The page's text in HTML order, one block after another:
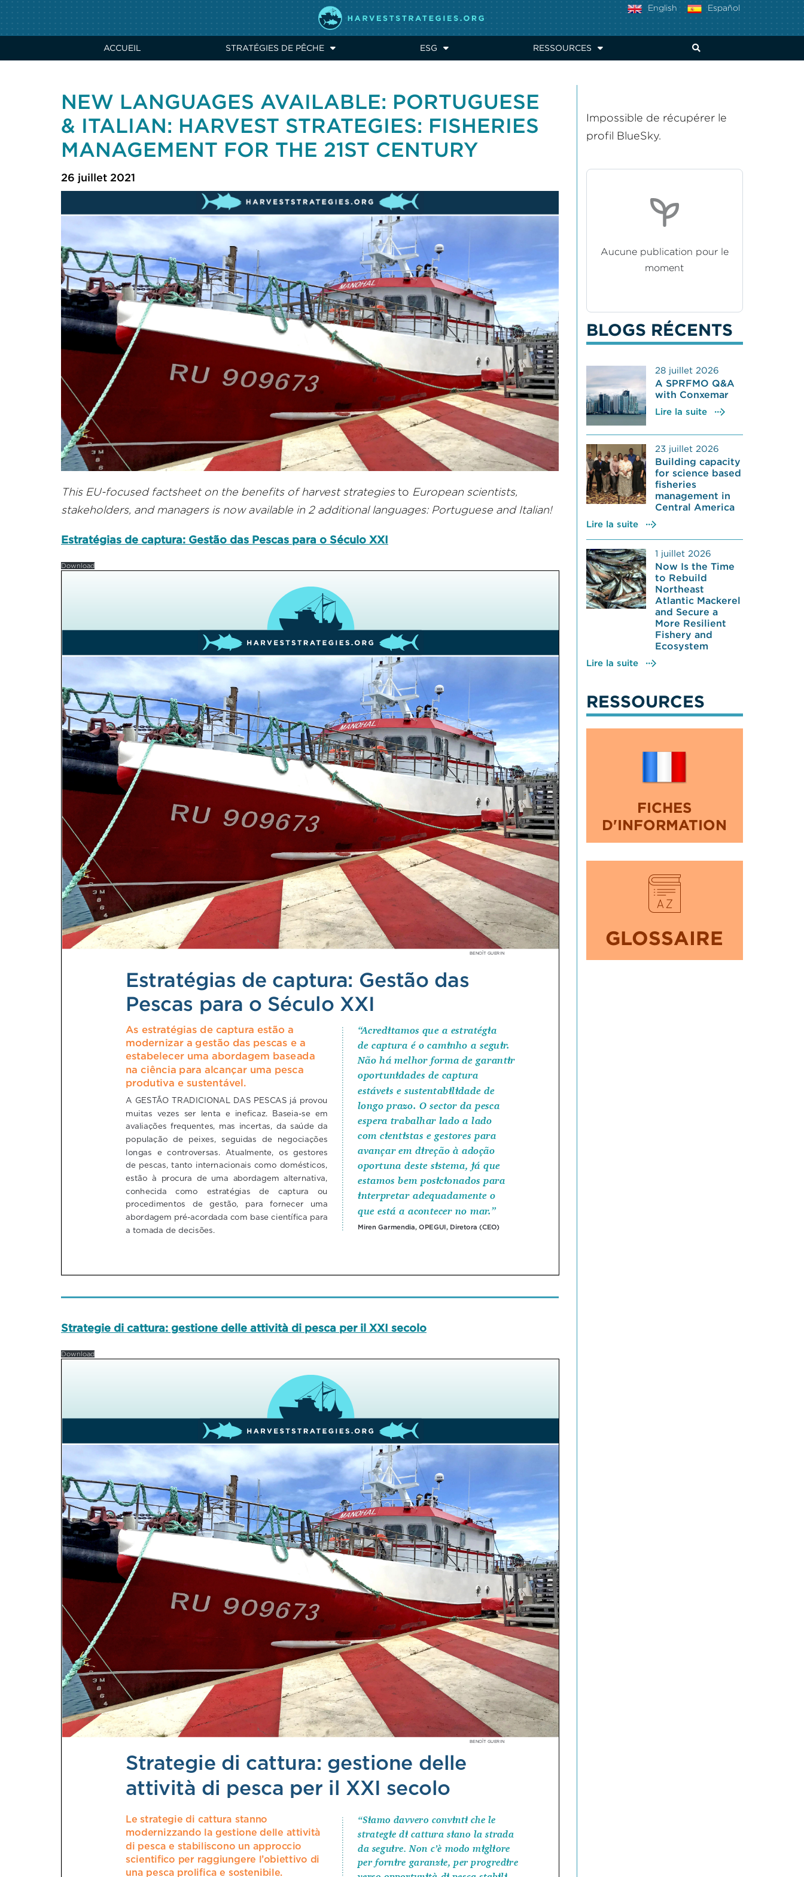
Español
English
ACCUEIL STRATÉGIES DE PÊCHE ESG RESSOURCES
NEW LANGUAGES AVAILABLE: PORTUGUESE
& ITALIAN: HARVEST STRATEGIES: FISHERIES
MANAGEMENT FOR THE 21ST CENTURY
26 juillet 2021
This EU-focused factsheet on the benefits of harvest strategies to European scientists,
stakeholders, and managers is now available in 2 additional languages: Portuguese and Italian!
Estratégias de captura: Gestão das Pescas para o Século XXI
Download
Strategie di cattura: gestione delle attività di pesca per il XXI secolo
Download
Impossible de récupérer le
profil BlueSky.
Aucune publication pour le
moment
BLOGS RÉCENTS
28 juillet 2026
A SPRFMO Q&A
with Conxemar
Lire la suite
23 juillet 2026
Building capacity
for science based
fisheries
management in
Central America
Lire la suite
1 juillet 2026
Now Is the Time
to Rebuild
Northeast
Atlantic Mackerel
and Secure a
More Resilient
Fishery and
Ecosystem
Lire la suite
RESSOURCES
FICHES
D'INFORMATION
GLOSSAIRE